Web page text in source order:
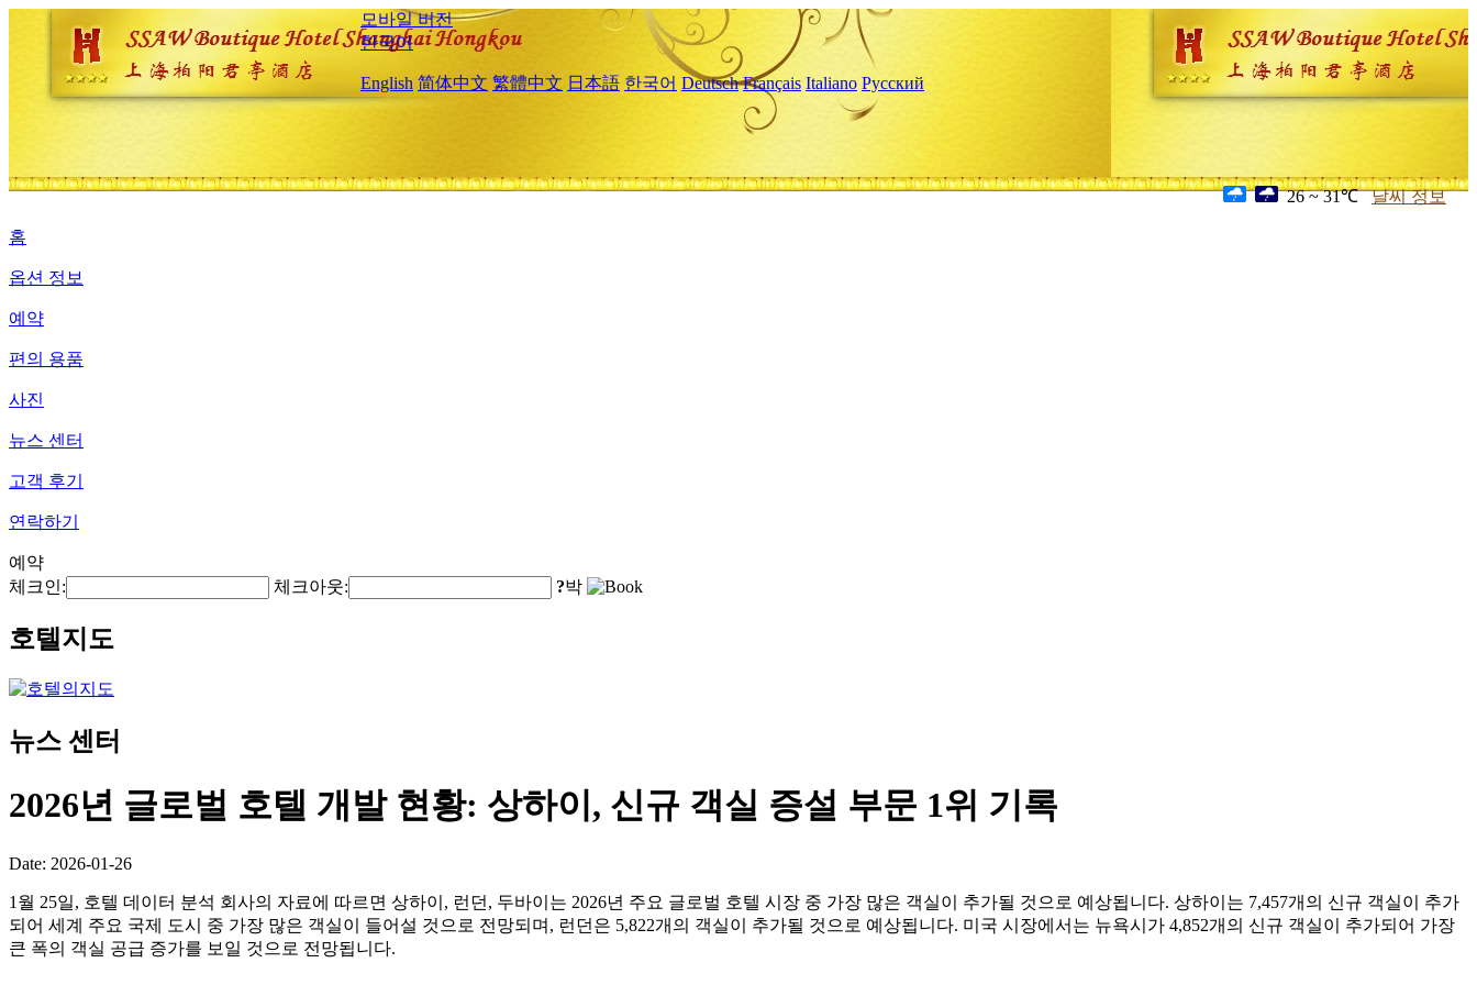
모바일 버전
한국어
English 简体中文 繁體中文 日本語 한국어 Deutsch Français Italiano Русский
26 ~ 31℃ 날씨 정보
홈
옵션 정보
예약
편의 용품
사진
뉴스 센터
고객 후기
연락하기
예약
체크인:
체크아웃: ?박
호텔지도
뉴스 센터
2026년 글로벌 호텔 개발 현황: 상하이, 신규 객실 증설 부문 1위 기록
Date: 2026-01-26
1월 25일, 호텔 데이터 분석 회사의 자료에 따르면 상하이, 런던, 두바이는 2026년 주요 글로벌 호텔 시장 중 가장 많은 객실이 추가될 것으로 예상됩니다. 상하이는 7,457개의 신규 객실이 추가
되어 세계 주요 국제 도시 중 가장 많은 객실이 들어설 것으로 전망되며, 런던은 5,822개의 객실이 추가될 것으로 예상됩니다. 미국 시장에서는 뉴욕시가 4,852개의 신규 객실이 추가되어 가장
큰 폭의 객실 공급 증가를 보일 것으로 전망됩니다.